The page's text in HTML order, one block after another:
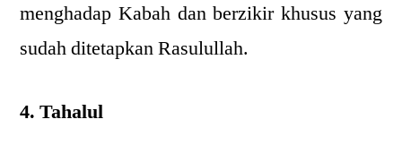
menghadap Kabah dan berzikir khusus yang
sudah ditetapkan Rasulullah.
4. Tahalul